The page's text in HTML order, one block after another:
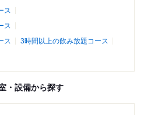
ス
ス
ス
3時間以上の飲み放題コース
・設備から探す